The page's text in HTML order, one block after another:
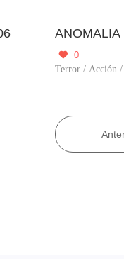
ANOMALIA

0
Terror / Acción /